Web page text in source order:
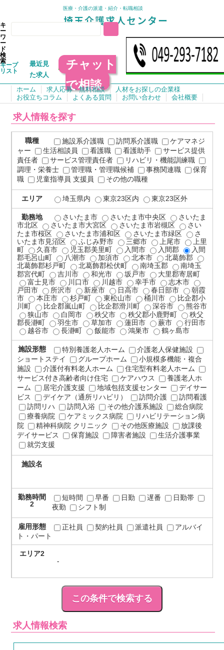
医療・介護の派遣・紹介・転職相談
キ
ー
ワ
ー
ド
検
索
キープ
リスト
最近見
た求人
チャット
で相談
ホーム 求人応募・無料相談
人材をお探しの企業様
お役立ちコラム
よくある質問 お問い合わせ 会社概要
求人情報を探す
職種 施設系介護職 訪問系介護職
ケアマネジ
ャー
生活相談員 看護職 看護助手
サービス提供
責任者
サービス管理責任者
リハビリ・機能訓練職
調理・栄養士
管理職・管理職候補 事務関連職
保育
職
児童指導員 支援員 その他の職種
エリア 埼玉県内 東京23区内 東京23区外
勤務地 さいたま市 さいたま市中央区
さいたま
市北区
さいたま市大宮区 さいたま市岩槻区
さい
たま市桜区
さいたま市浦和区 さいたま市緑区
さ
いたま市見沼区
ふじみ野市 三郷市 上尾市
上里
町
久喜市 児玉郡美里町 入間市 入間郡
入間
郡毛呂山町
八潮市 加須市 北本市
北葛飾郡
北葛飾郡杉戸町
北葛飾郡松伏町 南埼玉郡
南埼玉
郡宮代町
吉川市 和光市 坂戸市
大里郡寄居町
富士見市
川口市 川越市 幸手市
志木市
戸田市
所沢市 新座市 日高市 春日部市
朝霞
市
本庄市 杉戸町 東松山市 桶川市
比企郡小
川町
比企郡嵐山町 比企郡滑川町 深谷市
熊谷市
狭山市
白岡市 秩父市 秩父郡小鹿野町
秩父
郡長瀞町
羽生市 草加市 蓮田市 蕨市
行田市
越谷市
長瀞町 飯能市 鴻巣市 鶴ヶ島市
施設形態 特別養護老人ホーム
介護老人保健施設
ショートステイ
グループホーム
小規模多機能・複合
施設
介護付有料老人ホーム
住宅型有料老人ホーム
サービス付き高齢者向け住宅
ケアハウス
養護老人ホ
ーム
居宅介護支援 地域包括支援センター
デイサー
ビス
デイケア（通所リハビリ） 訪問介護
訪問看護
訪問リハ
訪問入浴 その他介護系施設
総合病院
療養病院
ケアミックス病院
リハビリテーション病
院
精神科病院 クリニック その他医療施設
放課後
デイサービス
保育施設 障害者施設
生活介護事業
就労支援
施設名
勤務時間
2
短時間 早番 日勤 遅番
日勤帯
夜勤
シフト制
雇用形態 正社員 契約社員 派遣社員
アルバイ
ト・パート
エリア2
求人情報検索